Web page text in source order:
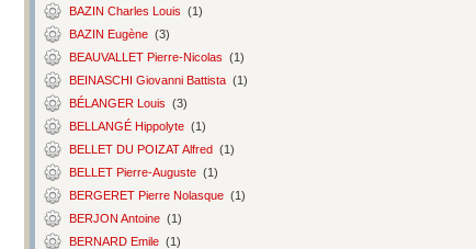
BAZIN Charles Louis (1)
BAZIN Eugène (3)
BEAUVALLET Pierre-Nicolas (1)
BEINASCHI Giovanni Battista (1)
BÉLANGER Louis (3)
BELLANGÉ Hippolyte (1)
BELLET DU POIZAT Alfred (1)
BELLET Pierre-Auguste (1)
BERGERET Pierre Nolasque (1)
BERJON Antoine (1)
BERNARD Emile (1)